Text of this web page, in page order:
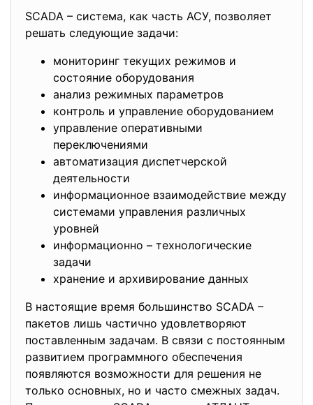
SCADA – система, как часть АСУ, позволяет
решать следующие задачи:
мониторинг текущих режимов и
состояние оборудования
анализ режимных параметров
контроль и управление оборудованием
управление оперативными
переключениями
автоматизация диспетчерской
деятельности
информационное взаимодействие между
системами управления различных
уровней
информационно – технологические
задачи
хранение и архивирование данных
В настоящие время большинство SCADA –
пакетов лишь частично удовлетворяют
поставленным задачам. В связи с постоянным
развитием программного обеспечения
появляются возможности для решения не
только основных, но и часто смежных задач.